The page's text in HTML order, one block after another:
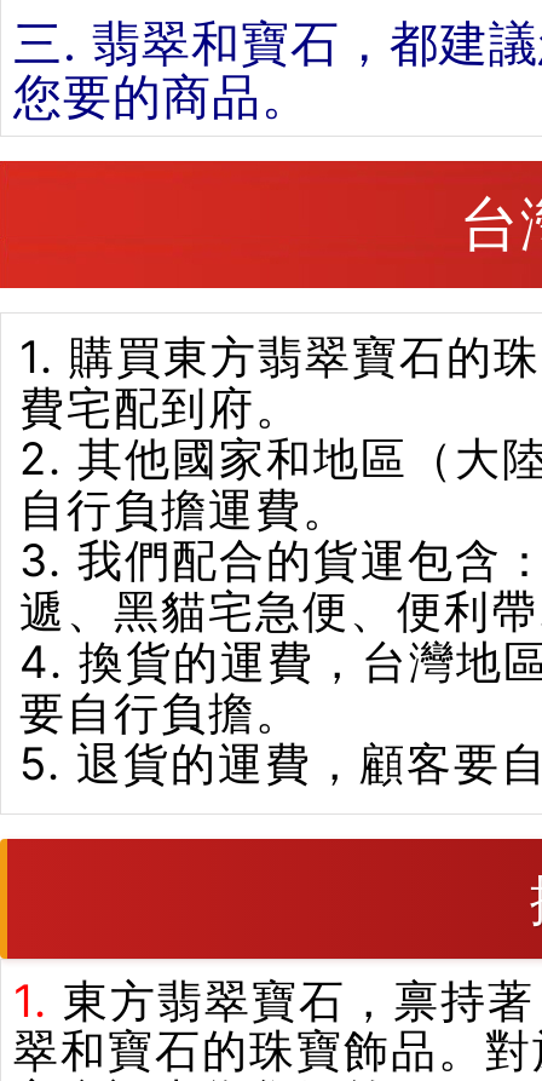
三. 翡翠和寶石，都建
您要的商品。
台
1. 購買東方翡翠寶石的
費宅配到府。
2. 其他國家和地區（大
自行負擔運費。
3. 我們配合的貨運包含
遞、黑貓宅急便、便利
4. 換貨的運費，台灣地
要自行負擔。
5. 退貨的運費，顧客要
1. 東方翡翠寶石，禀持
翠和寶石的珠寶飾品。